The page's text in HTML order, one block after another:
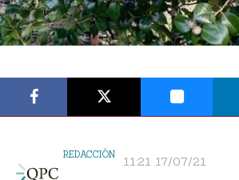
REDACCIÓN 11:21 17/07/21